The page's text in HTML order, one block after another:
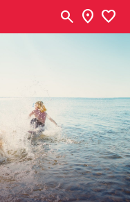
search location_on favorite